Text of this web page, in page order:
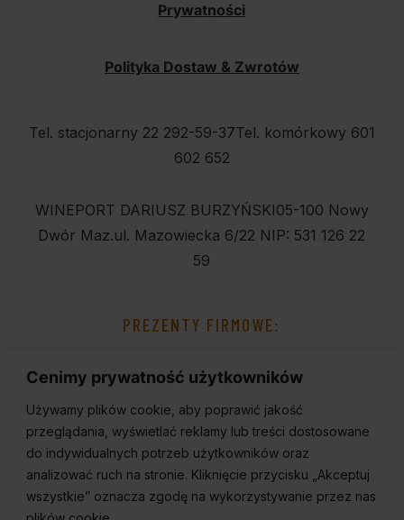
Cenimy prywatność użytkowników
Używamy plików cookie, aby poprawić jakość
przeglądania, wyświetlać reklamy lub treści dostosowane
do indywidualnych potrzeb użytkowników oraz
analizować ruch na stronie. Kliknięcie przycisku „Akceptuj
wszystkie” oznacza zgodę na wykorzystywanie przez nas
Prywatności
Polityka Dostaw & Zwrotów
Tel. stacjonarny 22 292-59-37Tel. komórkowy 601
602 652
WINEPORT DARIUSZ BURZYŃSKI05-100 Nowy
Dwór Maz.ul. Mazowiecka 6/22 NIP: 531 126 22
59
PREZENTY FIRMOWE: